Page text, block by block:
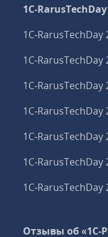
1C‑RarusTechDay
1C‑RarusTechDay
1C‑RarusTechDay
1C‑RarusTechDay
1C‑RarusTechDay
1C‑RarusTechDay
1C‑RarusTechDay
1C‑RarusTechDay
Отзывы об «1С-